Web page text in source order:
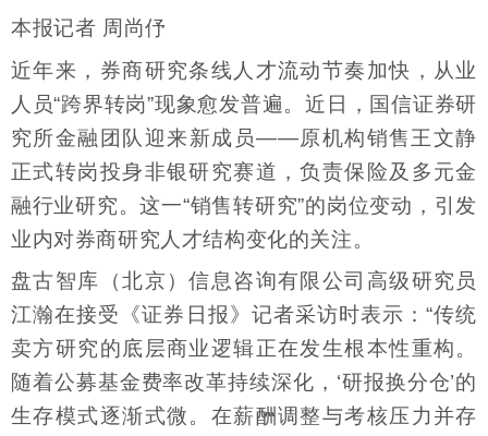
本报记者 周尚伃
近年来，券商研究条线人才流动节奏加快，从业
人员“跨界转岗”现象愈发普遍。近日，国信证券研
究所金融团队迎来新成员——原机构销售王文静
正式转岗投身非银研究赛道，负责保险及多元金
融行业研究。这一“销售转研究”的岗位变动，引发
业内对券商研究人才结构变化的关注。
盘古智库（北京）信息咨询有限公司高级研究员
江瀚在接受《证券日报》记者采访时表示：“传统
卖方研究的底层商业逻辑正在发生根本性重构。
随着公募基金费率改革持续深化，‘研报换分仓’的
生存模式逐渐式微。在薪酬调整与考核压力并存